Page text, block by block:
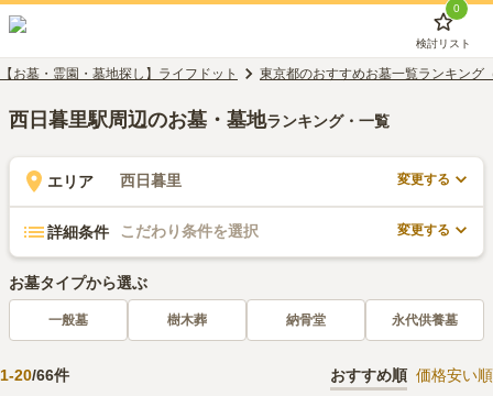
0
検討リスト
【お墓・霊園・墓地探し】ライフドット 東京都のおすすめお墓一覧ランキング
西日暮里駅周辺のお墓・墓地ランキング・一覧
エリア 西日暮里 変更する
詳細条件 こだわり条件を選択 変更する
お墓タイプから選ぶ
一般墓 樹木葬 納骨堂 永代供養墓
1-20/66件 おすすめ順 価格安い順